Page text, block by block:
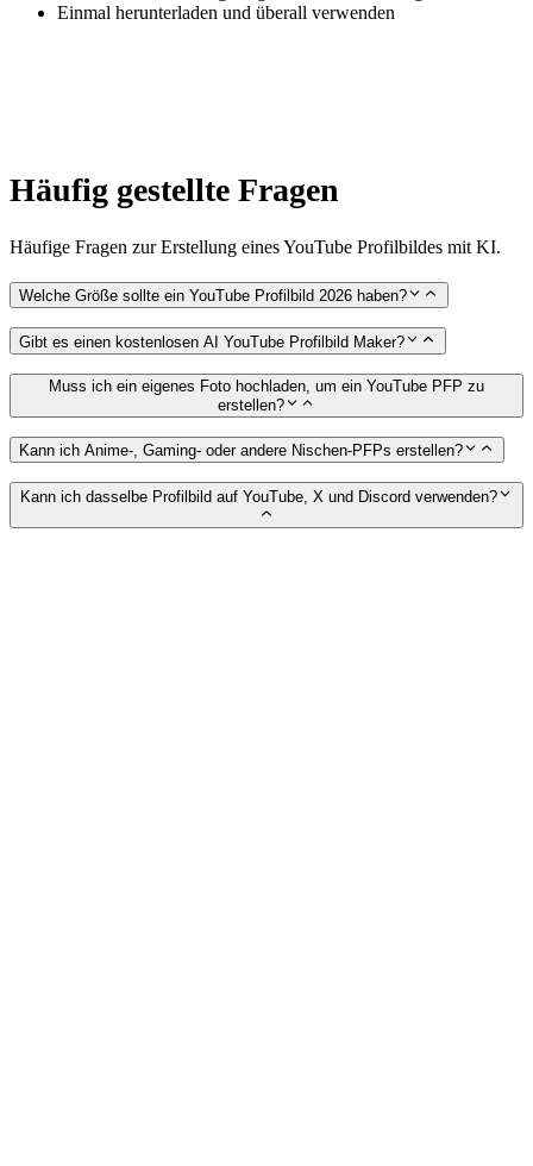
Einmal herunterladen und überall verwenden
Häufig gestellte Fragen
Häufige Fragen zur Erstellung eines YouTube Profilbildes mit KI.
Welche Größe sollte ein YouTube Profilbild 2026 haben?
Gibt es einen kostenlosen AI YouTube Profilbild Maker?
Muss ich ein eigenes Foto hochladen, um ein YouTube PFP zu
erstellen?
Kann ich Anime-, Gaming- oder andere Nischen-PFPs erstellen?
Kann ich dasselbe Profilbild auf YouTube, X und Discord verwenden?